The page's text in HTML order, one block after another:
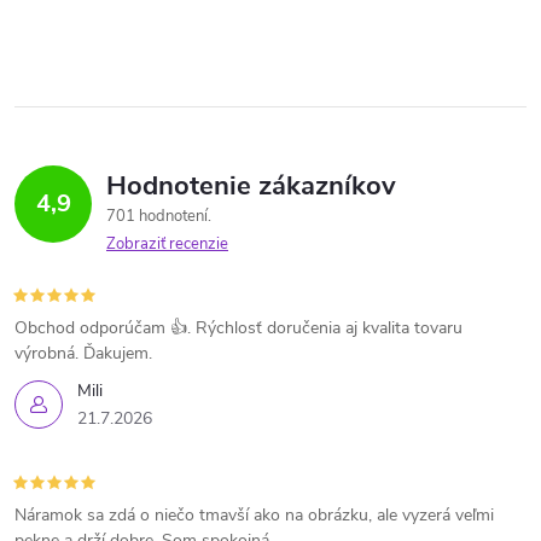
4,9 Hodnotenie zákazníkov
701 hodnotení
Zobraziť recenzie
Mili
21.7.2026
Obchod odporúčam 👍. Rýchlosť doručenia aj kvalita tovaru
výrobná. Ďakujem.
Náramok sa zdá o niečo tmavší ako na obrázku, ale vyzerá veľmi